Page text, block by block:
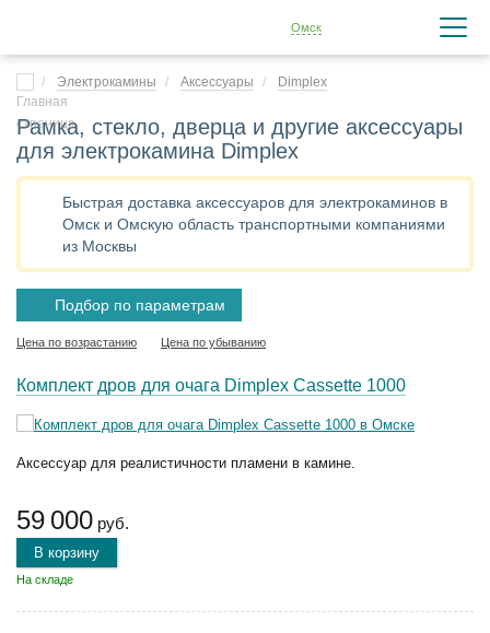
Омск
Электрокамины Аксессуары Dimplex
Рамка, стекло, дверца и другие аксессуары
для электрокамина Dimplex
Быстрая доставка аксессуаров для электрокаминов в
Омск и Омскую область транспортными компаниями
из Москвы
Подбор по параметрам
Цена по возрастанию Цена по убыванию
Комплект дров для очага Dimplex Cassette 1000
Аксессуар для реалистичности пламени в камине.
59 000 руб.
В корзину
На складе